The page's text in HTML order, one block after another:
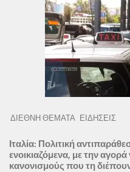
ΔΙΕΘΝΗ ΘΕΜΑΤΑ ΕΙΔΗΣΕΙΣ
Ιταλία: Πολιτική
ενοικιαζόμενα, με την
κανονισμούς που τη